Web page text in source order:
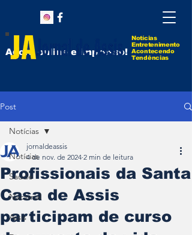
Notícias
Entretenimento
Acontecendo
Tendências
Agora online e impresso!
Post
Notícias
Saúde
Nacional
Assis
Notícias
Profissionais da Santa
Casa de Assis
participam de curso
jornaldeassis
4 de nov. de 2024 2 min de leitura